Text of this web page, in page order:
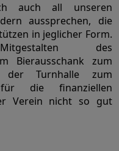
auch all unseren
aussprechen, die
in jeglicher Form.
des
Bierausschank zum
der Turnhalle zum
für die finanziellen
Verein nicht so gut